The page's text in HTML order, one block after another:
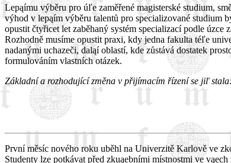
Lepąímu výběru pro úľe zaměřené magisterské studium,
výhod v lepąím výběru talentů pro specializované
opustit čtyřicet let zaběhaný systém specializací podle
Rozhodně musíme opustit praxi, kdy jedna fakulta téľe
nadanými uchazeči, daląí oblastí, kde zůstává dostatek
formulováním vlastních otázek.
Základní a rozhodující změna v přijímacím řízení se jiľ
První měsíc nového roku uběhl na Univerzitě Karlově ve
Studenty lze potkávat před zkuąebními místnostmi ve